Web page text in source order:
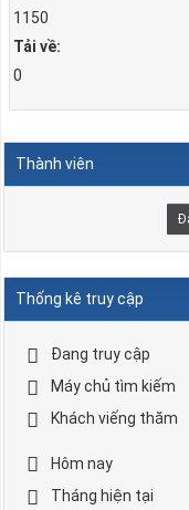
1150
Tải về:
0
Thành viên
Thống kê truy cập
Đang truy cập
Máy chủ tìm kiếm
Khách viếng thăm
Hôm nay
Tháng hiện tại